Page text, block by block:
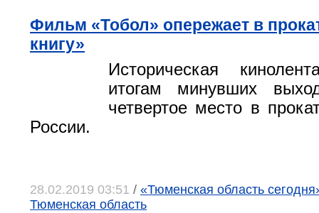
Фильм «Тобол» опережает в
книгу»
Историческая
итогам минувших
четвертое место в
России.
28.02.2019 03:51 / «Тюменская область
Тюменская область